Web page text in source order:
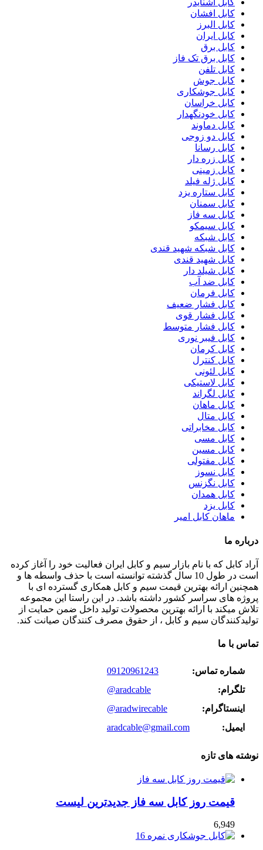
کابل اشنایدر
کابل افشان
کابل البرز
کابل ایران
کابل برق
کابل برق تک فاز
کابل تلفن
کابل جوش
کابل جوشکاری
کابل خراسان
کابل خودنگهدار
کابل دماوند
کابل دو زوجی
کابل رسانا
کابل زره دار
کابل زمینی
کابل ژله فیلد
کابل ستاره یزد
کابل سمنان
کابل سه فاز
کابل سیمکو
کابل شبکه
کابل شبکه شهید قندی
کابل شهید قندی
کابل شیلد دار
کابل ضد آب
کابل فرمان
کابل فشار ضعیف
کابل فشار قوی
کابل فشار متوسط
کابل فیبر نوری
کابل کرمان
کابل کنترل
کابل لئونی
کابل لاستیکی
کابل لگراند
کابل ماهان
کابل متال
کابل مخابراتی
کابل مسی
کابل مسین
کابل مفتولی
کابل نسوز
کابل نگزنس
کابل همدان
کابل یزد
ماهان کابل امیر
درباره ما
آراد کابل که با نام بازار سیم و کابل ایران فعالیت خود را آغاز کرده
است در طول 10 سال گذشته توانسته است با حذف واسطه ها و
همچنین ارائه بهترین قیمت سیم و کابل همکاری گسترده ای با
پروژه های سراسر کشور داشته باشد. در این راستا این مجموعه
تلاش میکند با ارائه بهترین محصولات تولید داخل ضمن حمایت از
تولیدکنندگان سیم و کابل ، از حقوق مصرف کنندگان صیانت کند.
تماس با ما
شماره تماس:
09120961243
تلگرام:
@aradcable
اینستاگرام:
@aradwirecable
ایمیل:
aradcable@gmail.com
نوشته های تازه
قیمت روز کابل سه فاز جدیدترین لیست
6,949